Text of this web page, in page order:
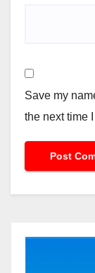
Save my
the next time